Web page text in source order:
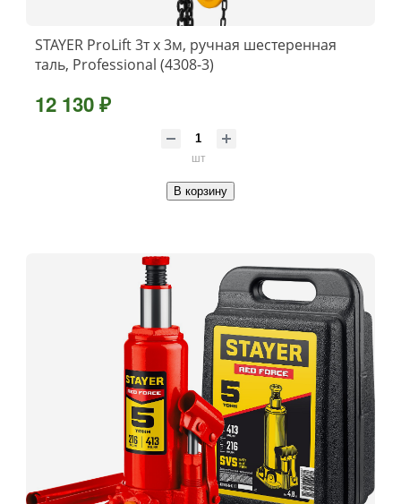
STAYER ProLift 3т х 3м, ручная шестеренная
таль, Professional (4308-3)
12 130 ₽
шт
В корзину